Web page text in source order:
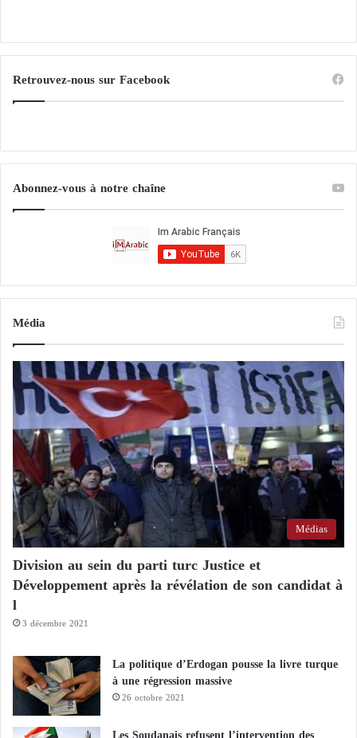
Retrouvez-nous sur Facebook
Abonnez-vous à notre chaîne
Média
Médias
Division au sein du parti turc Justice et
Développement après la révélation de son candidat à
l
3 décembre 2021
La politique d’Erdogan pousse la livre turque
à une régression massive
26 octobre 2021